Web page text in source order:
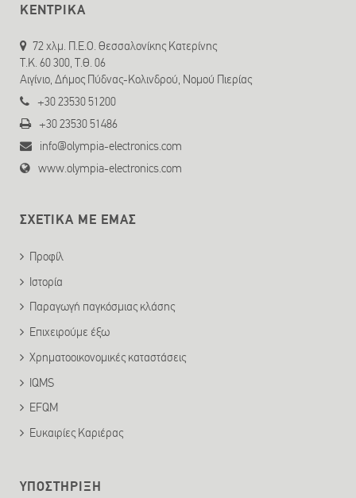
ΚΕΝΤΡΙΚΑ
72 χλμ. Π.Ε.Ο. Θεσσαλονίκης Κατερίνης
T.K. 60 300, Τ.Θ. 06
Αιγίνιο, Δήμος Πύδνας-Κολινδρού, Νομού Πιερίας
+30 23530 51200
+30 23530 51486
info@olympia-electronics.com
www.olympia-electronics.com
ΣΧΕΤΙΚΑ ΜΕ ΕΜΑΣ
Προφίλ
Ιστορία
Παραγωγή παγκόσμιας κλάσης
Επιχειρούμε έξω
Χρηματοοικονομικές καταστάσεις
IQMS
EFQM
Ευκαιρίες Καριέρας
ΥΠΟΣΤΗΡΙΞΗ